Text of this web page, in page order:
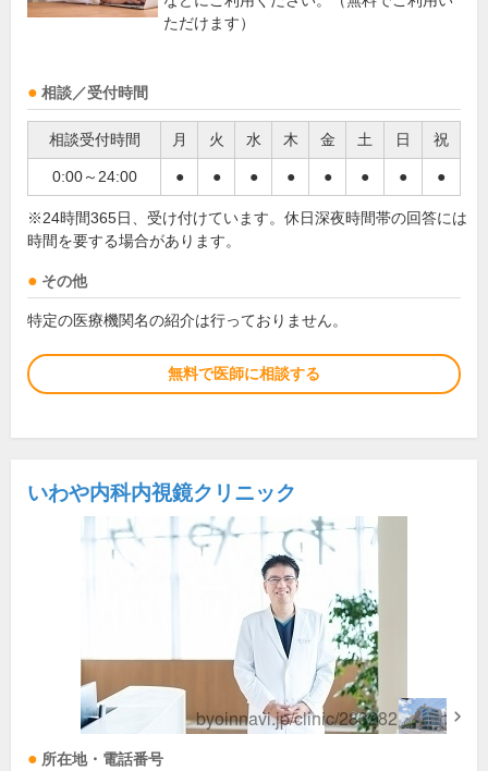
ただけます）
相談／受付時間
相談受付時間 月 火 水 木 金 土 日 祝
0:00～24:00 ● ● ● ● ● ● ● ●
※24時間365日、受け付けています。休日深夜時間帯の回答には
時間を要する場合があります。
その他
特定の医療機関名の紹介は行っておりません。
無料で医師に相談する
いわや内科内視鏡クリニック
所在地・電話番号